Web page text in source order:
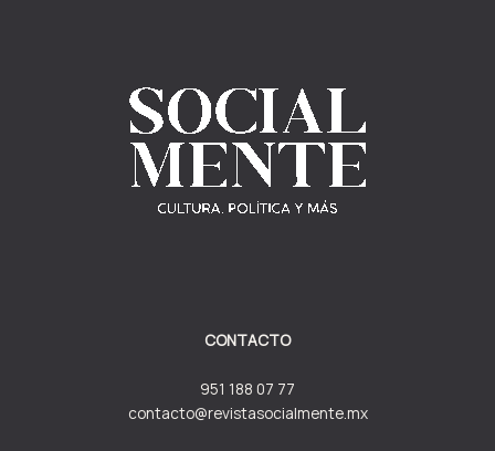
CONTACTO
951 188 07 77
contacto@revistasocialmente.mx